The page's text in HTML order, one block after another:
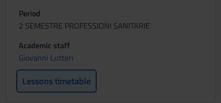
Period
2 SEMESTRE PROFESSIONI SANITARIE
Academic staff
Giovanni Lutteri
Lessons timetable